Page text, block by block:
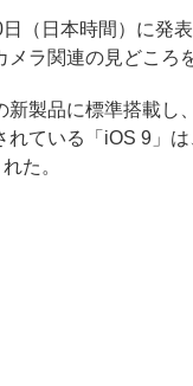
（日本時間）に発
メラ関連の見どころ
新製品に標準搭載し
れている「iOS 9」
た。